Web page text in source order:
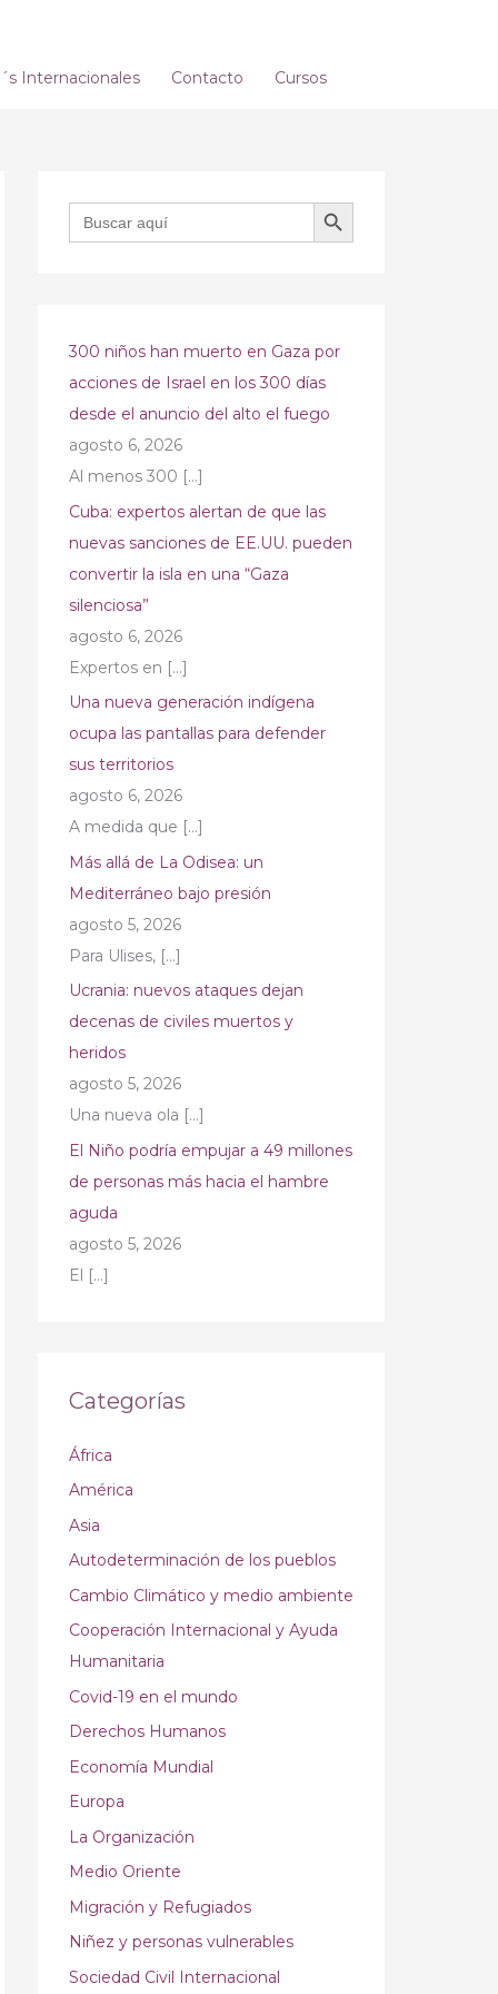
Internacionales Contacto Cursos
Buscar: BOTÓN DE BÚSQUEDA
300 niños han muerto en Gaza por
acciones de Israel en los 300 días
desde el anuncio del alto el fuego
agosto 6, 2026
Al menos 300 […]
Cuba: expertos alertan de que las
nuevas sanciones de EE.UU. pueden
convertir la isla en una “Gaza
silenciosa”
agosto 6, 2026
Expertos en […]
Una nueva generación indígena
ocupa las pantallas para defender
sus territorios
agosto 6, 2026
A medida que […]
Más allá de La Odisea: un
Mediterráneo bajo presión
agosto 5, 2026
Para Ulises, […]
Ucrania: nuevos ataques dejan
decenas de civiles muertos y
heridos
agosto 5, 2026
Una nueva ola […]
El Niño podría empujar a 49 millones
de personas más hacia el hambre
aguda
agosto 5, 2026
El […]
Categorías
África
América
Asia
Autodeterminación de los pueblos
Cambio Climático y medio ambiente
Cooperación Internacional y Ayuda
Humanitaria
Covid-19 en el mundo
Derechos Humanos
Economía Mundial
Europa
La Organización
Medio Oriente
Migración y Refugiados
Niñez y personas vulnerables
Sociedad Civil Internacional